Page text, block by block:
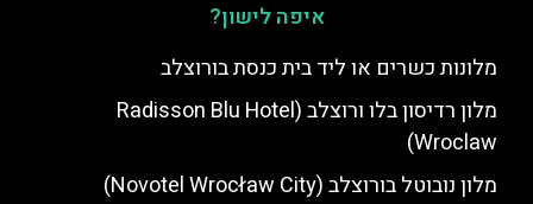
איפה לישון?
מלונות כשרים או ליד בית כנסת בורוצלב
מלון רדיסון בלו ורוצלב (Radisson Blu Hotel
Wroclaw)
מלון נובוטל בורוצלב (Novotel Wrocław City)